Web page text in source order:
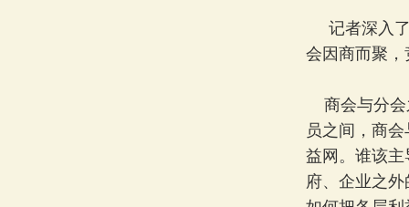
记者深入了
会因商而聚
商会与分会
员之间，商
益网。谁该
府、企业之